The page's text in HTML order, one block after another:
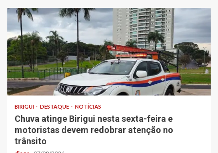
BIRIGUI DESTAQUE NOTÍCIAS
Chuva atinge Birigui nesta sexta-feira e
motoristas devem redobrar atenção no
trânsito